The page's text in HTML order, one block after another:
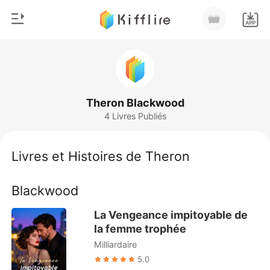
Recharger
Loup-garou
Romance
Milliardaire
Classement
Theron Blackwood
4 Livres Publiés
Livres et Histoires de Theron
Blackwood
La Vengeance impitoyable de
la femme trophée
Milliardaire
5.0